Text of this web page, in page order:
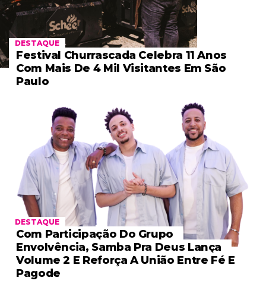
DESTAQUE
Festival Churrascada Celebra 11 Anos
Com Mais De 4 Mil Visitantes Em São
Paulo
DESTAQUE
Com Participação Do Grupo
Envolvência, Samba Pra Deus Lança
Volume 2 E Reforça A União Entre Fé E
Pagode